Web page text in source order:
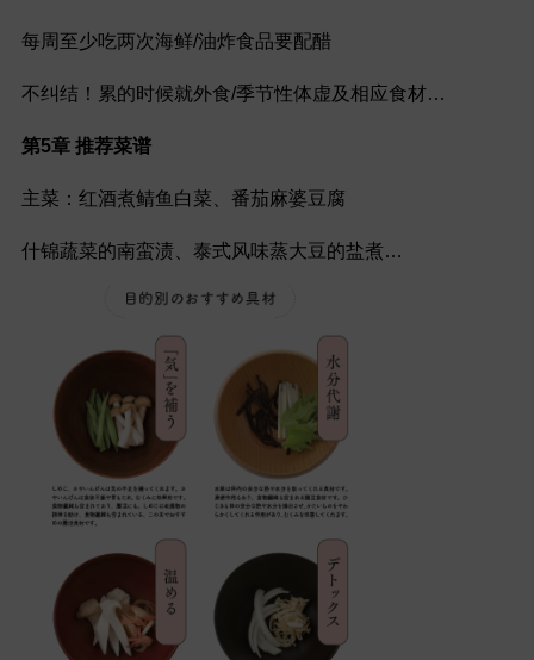
每周至少吃两次海鲜/油炸食品要配醋
不纠结！累的时候就外食/季节性体虚及相应食材…
第5章 推荐菜谱
主菜：红酒煮鲭鱼白菜、番茄麻婆豆腐
什锦蔬菜的南蛮渍、泰式风味蒸大豆的盐煮…